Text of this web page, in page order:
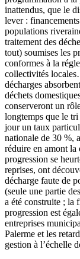
inattendus, que le
lever :
populations
traitement des
tout) soumises les
conformes à la
collectivités
décharges
déchets
conserveront un
longtemps que le
jour un taux
nationale de 30 %,
réduire en amont la
progression se
reprises, ont
décharge faute de
(seule une partie
a été construite ; la
progression est
entreprises
Palerme et les
gestion à l’échelle